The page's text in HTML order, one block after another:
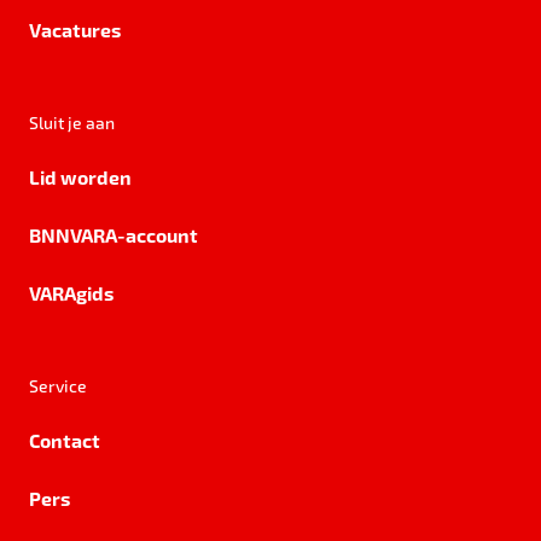
Vacatures
Sluit je aan
Lid worden
BNNVARA-account
VARAgids
Service
Contact
Pers